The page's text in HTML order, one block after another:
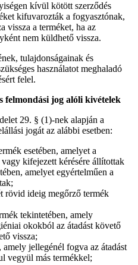
kívül kötött szerződés
kifuvarozták a fogyasztónak,
vissza a terméket, ha az
nem küldhető vissza.
tulajdonságainak és
használatot meghaladó
felel.
felmondási jog alóli kivételek
29. § (1)-nek alapján a
jogát az alábbi esetben:
esetében, amelyet a
kifejezett kérésére állítottak
amelyet egyértelműen a
rövid ideig megőrző termék
tekintetében, amely
okokból az átadást követő
vissza;
jellegénél fogva az átadást
vegyül más termékkel;